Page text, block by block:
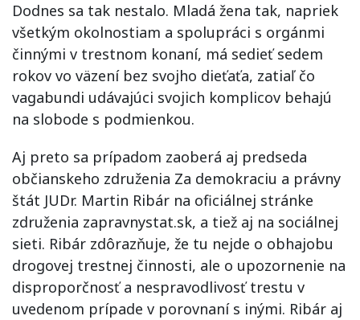
Dodnes sa tak nestalo. Mladá žena tak, napriek
všetkým okolnostiam a spolupráci s orgánmi
činnými v trestnom konaní, má sedieť sedem
rokov vo väzení bez svojho dieťaťa, zatiaľ čo
vagabundi udávajúci svojich komplicov behajú
na slobode s podmienkou.
Aj preto sa prípadom zaoberá aj predseda
občianskeho združenia Za demokraciu a právny
štát JUDr. Martin Ribár na oficiálnej stránke
združenia zapravnystat.sk, a tiež aj na sociálnej
sieti. Ribár zdôrazňuje, že tu nejde o obhajobu
drogovej trestnej činnosti, ale o upozornenie na
disproporčnosť a nespravodlivosť trestu v
uvedenom prípade v porovnaní s inými. Ribár aj